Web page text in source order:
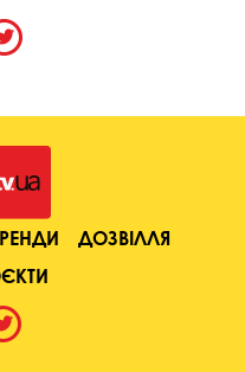
ДОЗВІЛЛЯ